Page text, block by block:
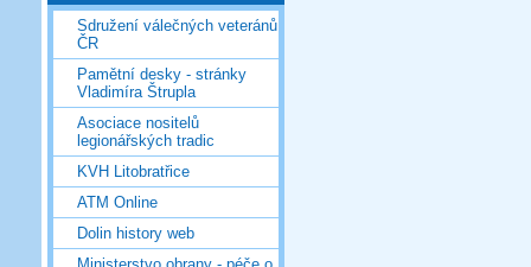
Sdružení válečných veteránů
ČR
Pamětní desky - stránky
Vladimíra Štrupla
Asociace nositelů
legionářských tradic
KVH Litobratřice
ATM Online
Dolin history web